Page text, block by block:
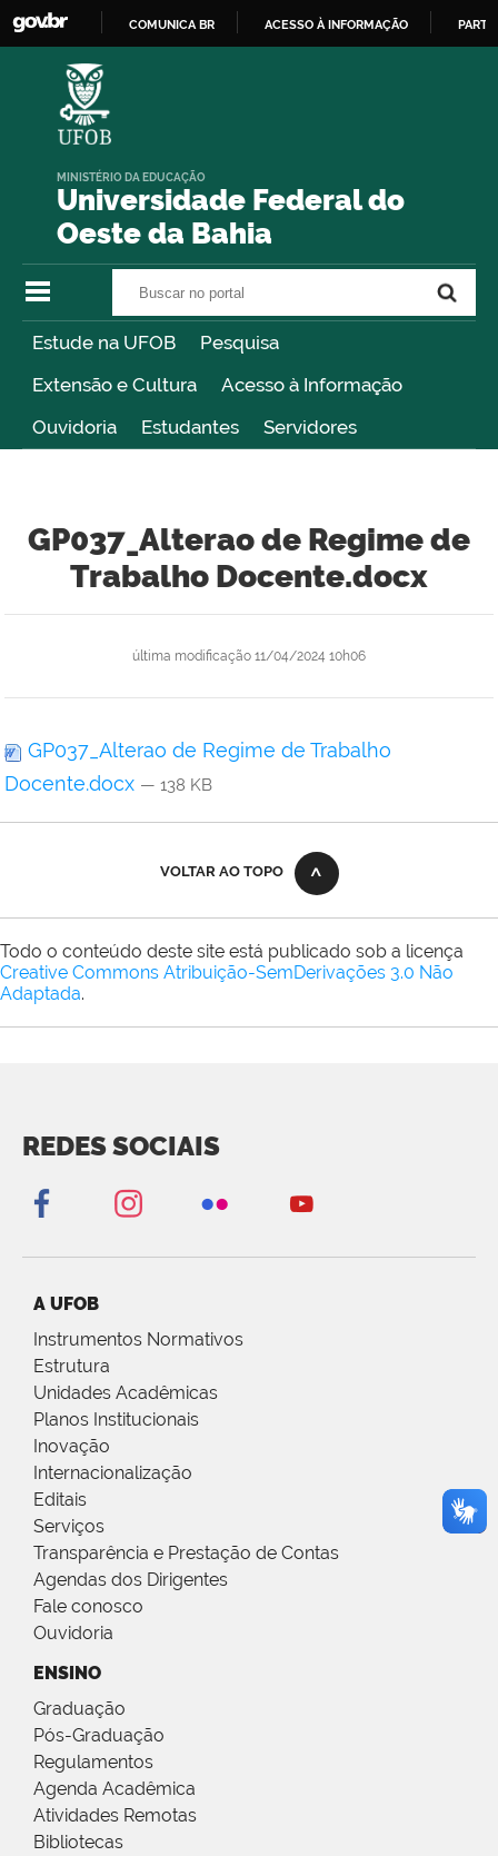
COMUNICA BR ACESSO À INFORMAÇÃO
Universidade Federal do
Oeste da Bahia
MINISTÉRIO DA EDUCAÇÃO
Estude na UFOB
Pesquisa
Extensão e Cultura
Acesso à Informação
Ouvidoria
Estudantes Servidores
GP037_Alterao de Regime de
Trabalho Docente.docx
última modificação 11/04/2024 10h06
GP037_Alterao de Regime de Trabalho
Docente.docx — 138 KB
VOLTAR AO TOPO
Todo o conteúdo deste site está publicado sob a licença
Creative Commons Atribuição-SemDerivações 3.0 Não
Adaptada.
REDES SOCIAIS
A UFOB
Instrumentos Normativos
Estrutura
Unidades Acadêmicas
Planos Institucionais
Inovação
Internacionalização
Editais
Serviços
Transparência e Prestação de Contas
Agendas dos Dirigentes
Fale conosco
Ouvidoria
ENSINO
Graduação
Pós-Graduação
Regulamentos
Agenda Acadêmica
Atividades Remotas
Bibliotecas